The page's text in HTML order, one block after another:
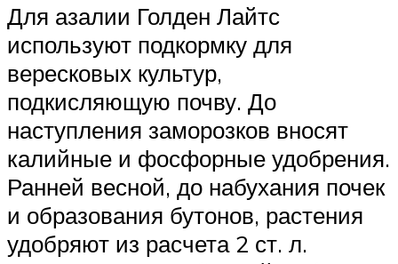
Для азалии Голден Лайтс
используют подкормку для
вересковых культур,
подкисляющую почву. До
наступления заморозков вносят
калийные и фосфорные удобрения.
Ранней весной, до набухания почек
и образования бутонов, растения
удобряют из расчета 2 ст. л.